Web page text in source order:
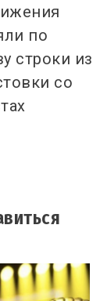
по
строки из
со